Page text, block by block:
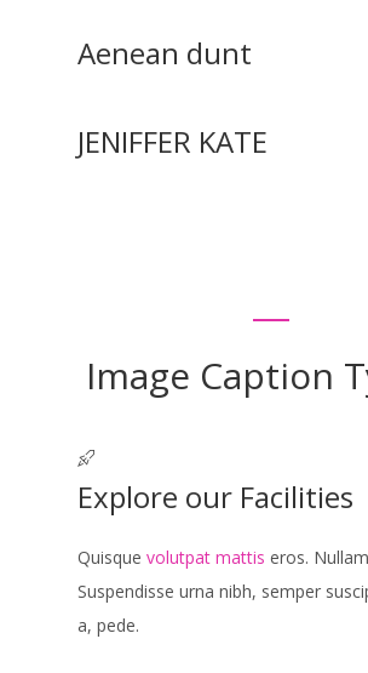
Aenean dunt
JENIFFER KATE
Image Caption
Explore our Facilities
Quisque volutpat mattis eros.
Suspendisse urna nibh, semper
a, pede.